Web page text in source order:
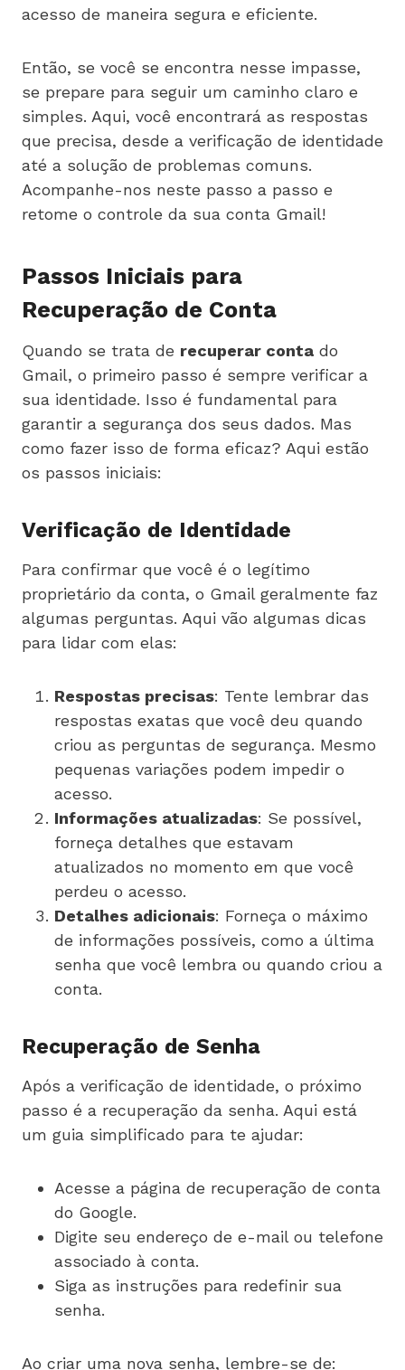
acesso de maneira segura e eficiente.
Então, se você se encontra nesse impasse,
se prepare para seguir um caminho claro e
simples. Aqui, você encontrará as respostas
que precisa, desde a verificação de identidade
até a solução de problemas comuns.
Acompanhe-nos neste passo a passo e
retome o controle da sua conta Gmail!
Passos Iniciais para
Recuperação de Conta
Quando se trata de recuperar conta do
Gmail, o primeiro passo é sempre verificar a
sua identidade. Isso é fundamental para
garantir a segurança dos seus dados. Mas
como fazer isso de forma eficaz? Aqui estão
os passos iniciais:
Verificação de Identidade
Para confirmar que você é o legítimo
proprietário da conta, o Gmail geralmente faz
algumas perguntas. Aqui vão algumas dicas
para lidar com elas:
Respostas precisas: Tente lembrar das
respostas exatas que você deu quando
criou as perguntas de segurança. Mesmo
pequenas variações podem impedir o
acesso.
Informações atualizadas: Se possível,
forneça detalhes que estavam
atualizados no momento em que você
perdeu o acesso.
Detalhes adicionais: Forneça o máximo
de informações possíveis, como a última
senha que você lembra ou quando criou a
conta.
Recuperação de Senha
Após a verificação de identidade, o próximo
passo é a recuperação da senha. Aqui está
um guia simplificado para te ajudar:
Acesse a página de recuperação de conta
do Google.
Digite seu endereço de e-mail ou telefone
associado à conta.
Siga as instruções para redefinir sua
senha.
Ao criar uma nova senha, lembre-se de: